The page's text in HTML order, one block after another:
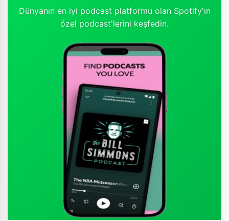
Dünyanın en iyi podcast platformu olan Spotify'ın
özel podcast'lerini keşfedin.